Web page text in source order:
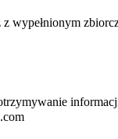
wypełnionym